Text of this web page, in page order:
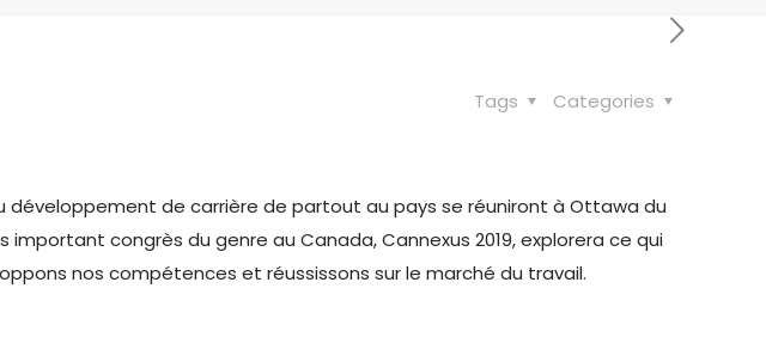
Categories
Tags
développement de carrière de partout au pays se réuniront à Ottawa du
congrès du genre au Canada, Cannexus 2019, explorera ce qui
nos compétences et réussissons sur le marché du travail.